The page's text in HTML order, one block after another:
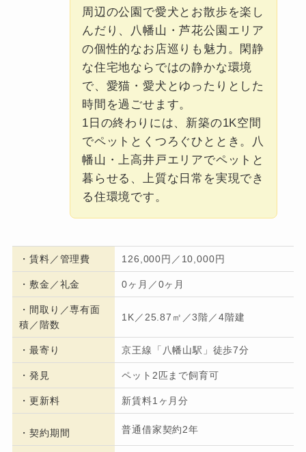
周辺の公園で愛犬とお散歩を楽し
んだり、八幡山・芦花公園エリア
の個性的なお店巡りも魅力。閑静
な住宅地ならではの静かな環境
で、愛猫・愛犬とゆったりとした
時間を過ごせます。
1日の終わりには、新築の1K空間
でペットとくつろぐひととき。八
幡山・上高井戸エリアでペットと
暮らせる、上質な日常を実現でき
る住環境です。
・賃料／管理費 126,000円／10,000円
・ 敷金／礼金 0ヶ月／0ヶ月
・間取り／専有面
積／階数
1K／25.87㎡／3階／4階建
・最寄り 京王線「八幡山駅」徒歩7分
・発見 ペット2匹まで飼育可
・更新料 新賃料1ヶ月分
・契約期間 普通借家契約2年